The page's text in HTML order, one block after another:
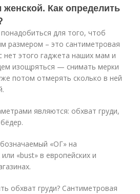
Как определить
для того, чтоб
размером – это сантиметровая
нет этого гаджета наших мам и
изощряться — снимать мерки
потом отмерять сколько в ней
являются: обхват груди,
«ОГ» на
«bust» в европейских и
обхват груди? Сантиметровая